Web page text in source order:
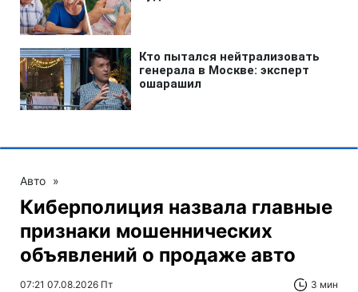
Авто »
Киберполиция назвала главные
признаки мошеннических
объявлений о продаже авто
07:21 07.08.2026 Пт 3 мин